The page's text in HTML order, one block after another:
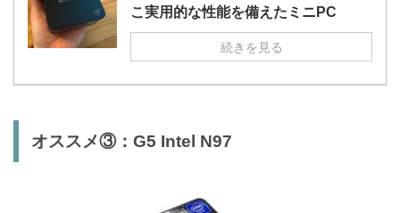
こ実用的な性能を備えたミニPC
続きを見る
オススメ③：G5 Intel N97